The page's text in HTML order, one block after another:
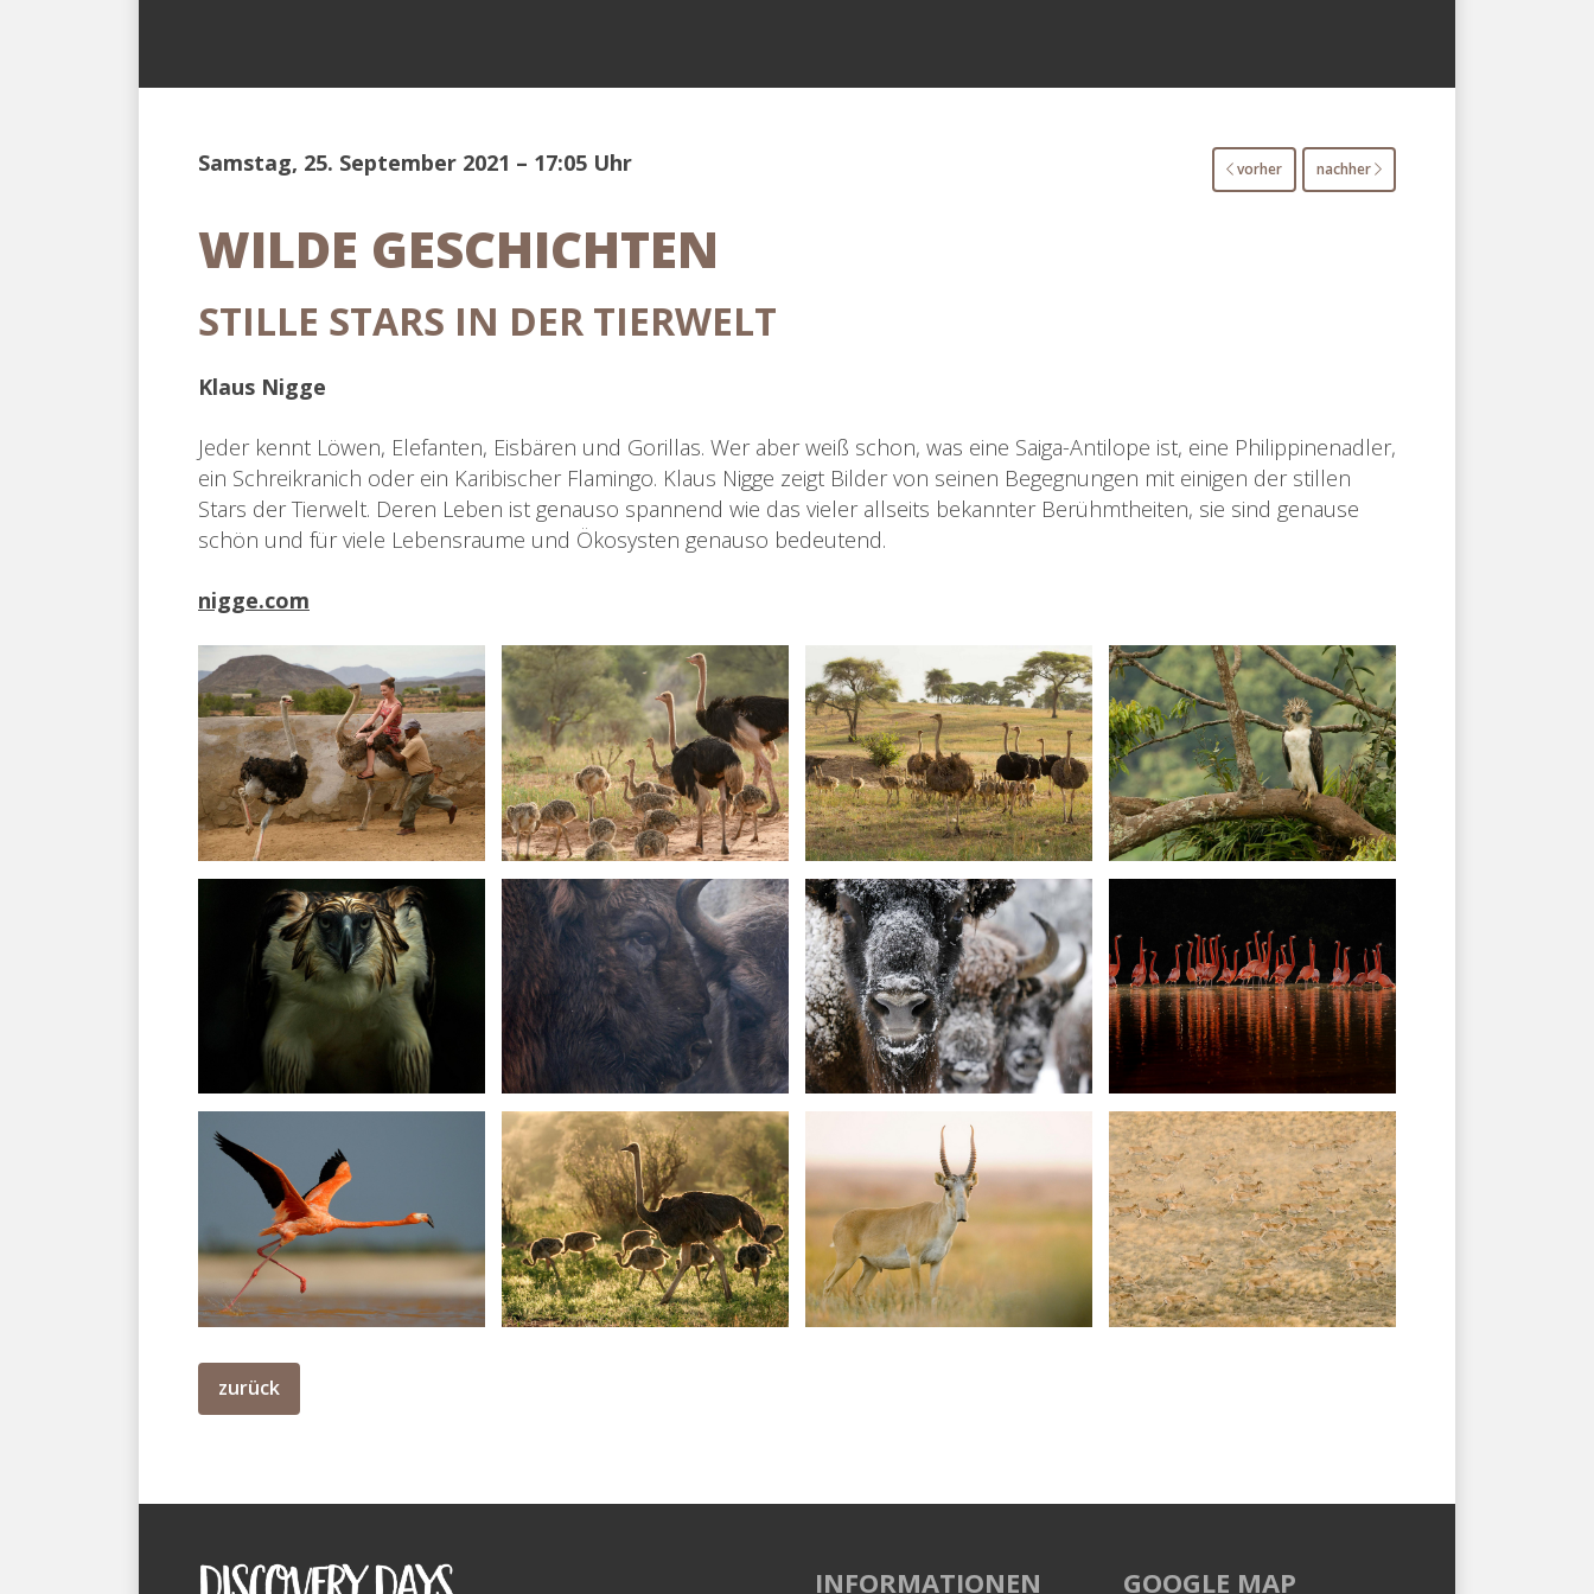
Samstag, 25. September 2021 – 17:05 Uhr vorher nachher
WILDE GESCHICHTEN
STILLE STARS IN DER TIERWELT
Klaus Nigge
Jeder kennt Löwen, Elefanten, Eisbären und Gorillas. Wer aber weiß schon, was eine Saiga-Antilope ist, eine Philippinenadler,
ein Schreikranich oder ein Karibischer Flamingo. Klaus Nigge zeigt Bilder von seinen Begegnungen mit einigen der stillen
Stars der Tierwelt. Deren Leben ist genauso spannend wie das vieler allseits bekannter Berühmtheiten, sie sind genause
schön und für viele Lebensraume und Ökosysten genauso bedeutend.
nigge.com
zurück
INFORMATIONEN GOOGLE MAP